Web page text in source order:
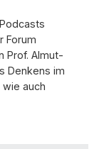
Forum
Prof. Almut-
Denkens im
auch